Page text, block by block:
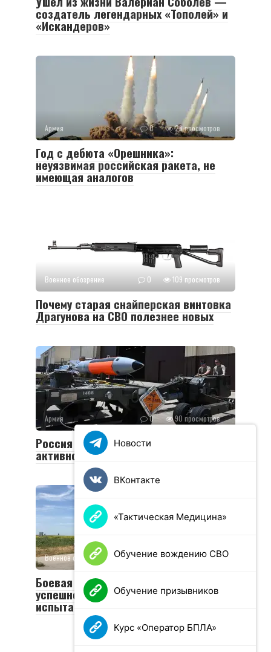
создатель легендарных «Тополей» и
«Искандеров»
Армия 0 28 просмотров
Год с дебюта «Орешника»:
неуязвимая российская ракета, не
имеющая аналогов
Военное обозрение 0 109 просмотров
Почему старая снайперская винтовка
Драгунова на СВО полезнее новых
Армия 0 90 просмотров
Россия ответит на усиление ядерной
активности НАТО
Военное обозрение 0 53 просмотров
Боевая машина «Тайфун-ПВО»
успешно завершила государственные
испытания
Новости
ВКонтакте
«Тактическая Медицина»
Обучение вождению СВО
Обучение призывников
Курс «Оператор БПЛА»